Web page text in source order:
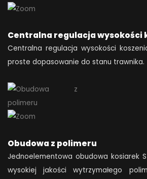
Centralna regulacja wysokości
Centralna regulacja wysokości
proste dopasowanie do stanu trawnika.
Obudowa z polimeru
Jednoelementowa obudowa kosiarek
wysokiej jakości wytrzymałego